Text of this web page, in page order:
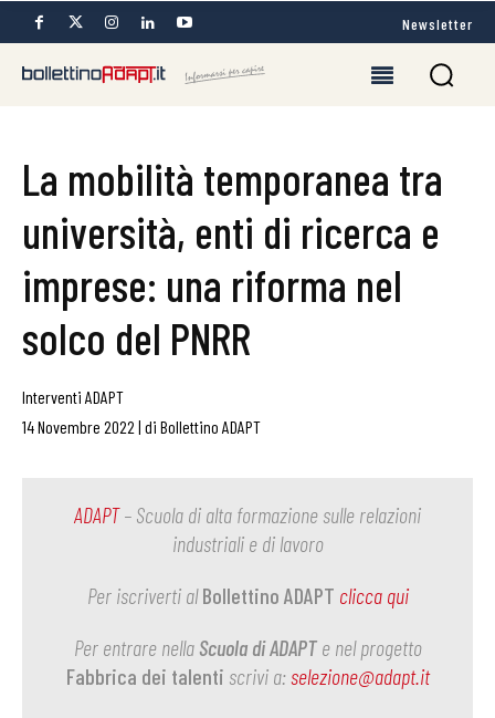
Newsletter
La mobilità temporanea tra
università, enti di ricerca e
imprese: una riforma nel
solco del PNRR
Interventi ADAPT
14 Novembre 2022 | di Bollettino ADAPT
ADAPT– Scuola di alta formazione sulle relazioni
industriali e di lavoro
Per iscriverti alBollettino ADAPT clicca qui
Per entrare nella Scuola di ADAPTe nel progetto
Fabbrica dei talenti scrivi a:selezione@adapt.it